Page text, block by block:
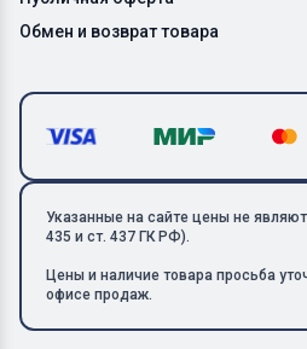
Обмен и возврат товара
Указанные на сайте цены не
435 и ст. 437 ГК РФ).
Цены и наличие товара просьба
офисе продаж.